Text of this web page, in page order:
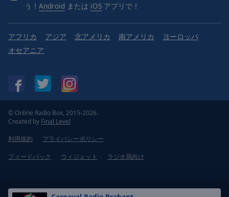
う！ Android または iOS アプリで！
アフリカ アジア 北アメリカ 南アメリカ
ヨーロッパ
オセアニア
© Online Radio Box, 2015-2026.
Created by Final Level
利用規約
プライバシーポリシー
フィードバック ウィジェット ラジオ局向け